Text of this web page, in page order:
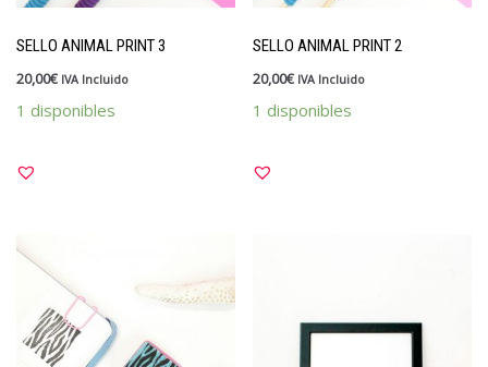
SELLO ANIMAL PRINT 3
20,00€ IVA Incluido
1 disponibles
SELLO ANIMAL PRINT 2
20,00€ IVA Incluido
1 disponibles